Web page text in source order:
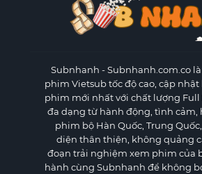
Subnhanh - Subnhanh.com.co
phim Vietsub tốc độ cao, cập
phim mới nhất với chất lượng Full
đa dạng từ hành động, tình cảm,
phim bộ Hàn Quốc, Trung
diện thân thiện, không quảng
đoạn trải nghiệm xem phim của
hành cùng Subnhanh để không